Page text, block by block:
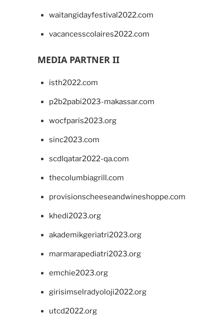
waitangidayfestival2022.com
vacancesscolaires2022.com
MEDIA PARTNER II
isth2022.com
p2b2pabi2023-makassar.com
wocfparis2023.org
sinc2023.com
scdlqatar2022-qa.com
thecolumbiagrill.com
provisionscheeseandwineshoppe.com
khedi2023.org
akademikgeriatri2023.org
marmarapediatri2023.org
emchie2023.org
girisimselradyoloji2022.org
utcd2022.org